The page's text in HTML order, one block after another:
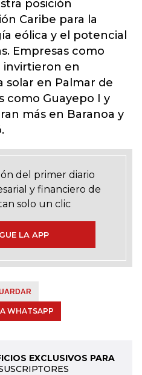
posición
Caribe para la
eólica y el potencial
Empresas como
invirtieron en
solar en Palmar de
como Guayepo I y
más en Baranoa y
del primer diario
y financiero de
solo un clic
LA APP
WHATSAPP
EXCLUSIVOS PARA